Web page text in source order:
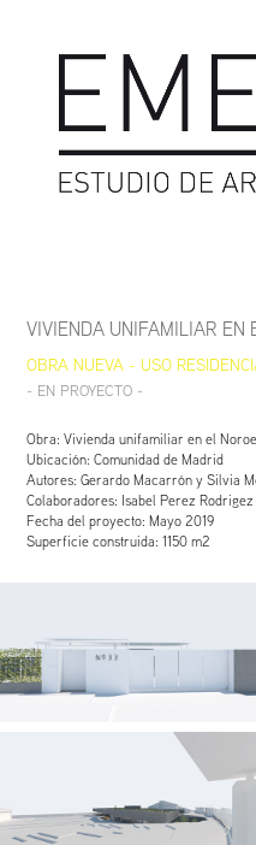
VIVIENDA UNIFAMILIAR EN
OBRA NUEVA - USO
- EN PROYECTO -
Obra: Vivienda unifamiliar en el
Ubicación: Comunidad de Madrid
Autores: Gerardo Macarrón y Silvia
Colaboradores: Isabel Perez
Fecha del proyecto: Mayo 2019
Superficie construida: 1150 m2